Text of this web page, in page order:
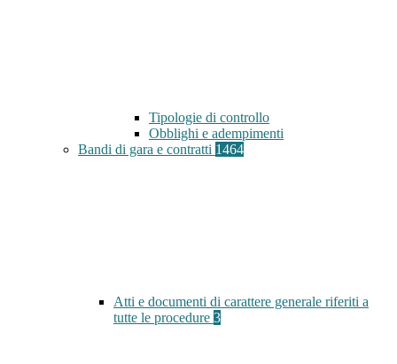
Tipologie di controllo
Obblighi e adempimenti
Bandi di gara e contratti 1464
Atti e documenti di carattere generale riferiti a
tutte le procedure 3